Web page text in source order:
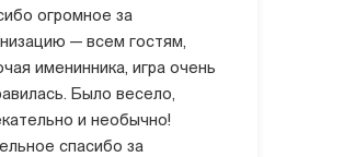
огромное за
— всем гостям,
именинника, игра очень
Было весело,
и необычно!
спасибо за